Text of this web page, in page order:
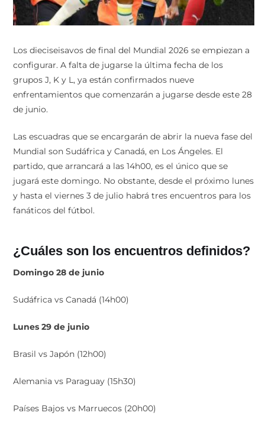
Los dieciseisavos de final del Mundial 2026 se empiezan a
configurar. A falta de jugarse la última fecha de los
grupos J, K y L, ya están confirmados nueve
enfrentamientos que comenzarán a jugarse desde este 28
de junio.
Las escuadras que se encargarán de abrir la nueva fase del
Mundial son Sudáfrica y Canadá, en Los Ángeles. El
partido, que arrancará a las 14h00, es el único que se
jugará este domingo. No obstante, desde el próximo lunes
y hasta el viernes 3 de julio habrá tres encuentros para los
fanáticos del fútbol.
¿Cuáles son los encuentros definidos?
Domingo 28 de junio
Sudáfrica vs Canadá (14h00)
Lunes 29 de junio
Brasil vs Japón (12h00)
Alemania vs Paraguay (15h30)
Países Bajos vs Marruecos (20h00)